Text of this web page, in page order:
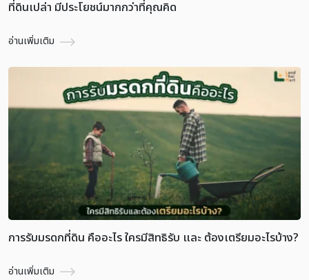
ที่ดินเปล่า มีประโยชน์มากกว่าที่คุณคิด
อ่านเพิ่มเติม
การรับมรดกที่ดิน คืออะไร ใครมีสิทธิรับ และ ต้องเตรียมอะไรบ้าง?
อ่านเพิ่มเติม